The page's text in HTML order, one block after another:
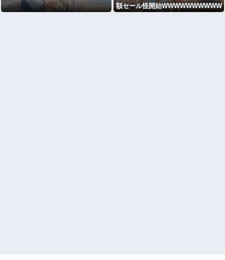
額セール怪開始WWWWWWWWWW